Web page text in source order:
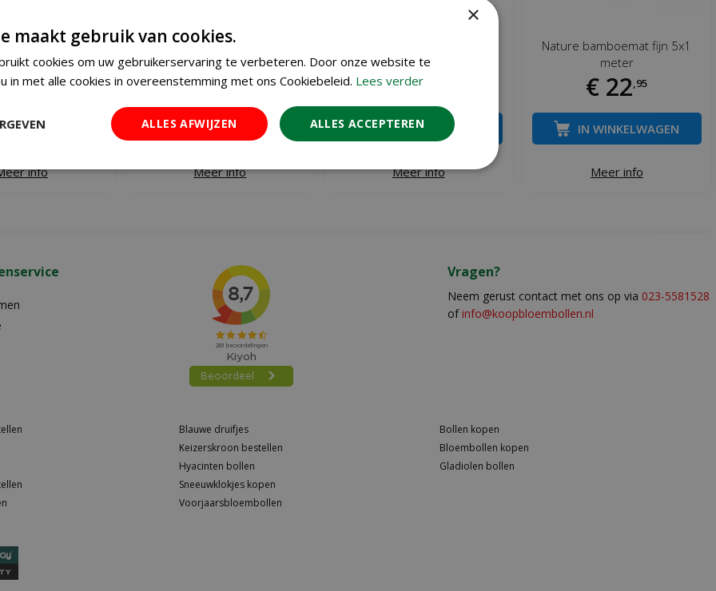
1.5x3
meter
54,95
info
Nature schorsmat 1x3 meter
€39,95
Meer info
IN WINKELWAGEN
meter
€32
Meer info
IN WINKELWAGEN
Nature bamboemat fijn 5x1
meter
€ 22 95
Meer info
IN WINKELWAGEN
Vragen?
Neem gerust contact met ons op via 023-5581528
of info@koopbloembollen.nl
Blauwe druifjes
Keizerskroon bestellen
Hyacinten bollen
Sneeuwklokjes kopen
Voorjaarsbloembollen
Bollen kopen
Bloembollen kopen
Gladiolen bollen
×
maakt gebruik van cookies.
cookies om uw gebruikerservaring te verbeteren. Door onze website te
in met alle cookies in overeenstemming met ons Cookiebeleid. Lees verder
ALLES ACCEPTEREN
ALLES AFWIJZEN